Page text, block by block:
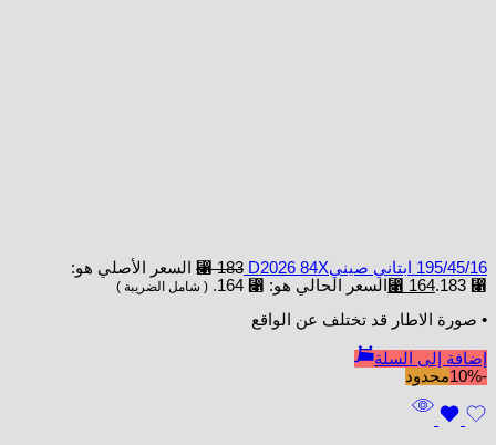
195/45/16 ابتاني صينيD2026 84X ⃁183
السعر الأصلي هو:
⃁ 183.
⃁ 164 السعر الحالي هو: ⃁ 164. ( شامل الضريبة )
• صورة الاطار قد تختلف عن الواقع
إضافة إلى السلة
-10%
محدود